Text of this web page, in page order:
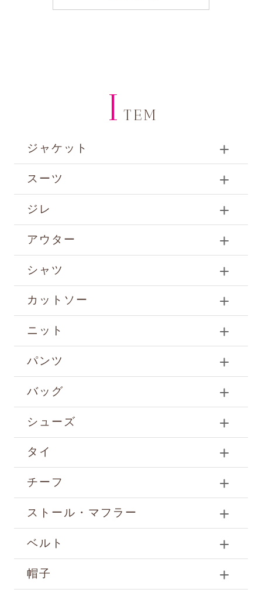
I TEM
ジャケット
スーツ
ジレ
アウター
シャツ
カットソー
ニット
パンツ
バッグ
シューズ
タイ
チーフ
ストール・マフラー
ベルト
帽子